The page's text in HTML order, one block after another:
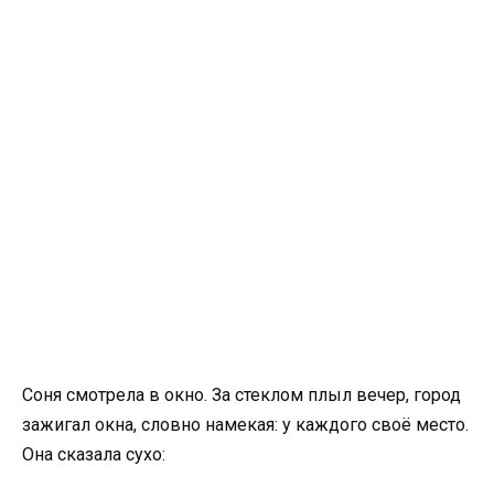
Соня смотрела в окно. За стеклом плыл вечер, город
зажигал окна, словно намекая: у каждого своё место.
Она сказала сухо: